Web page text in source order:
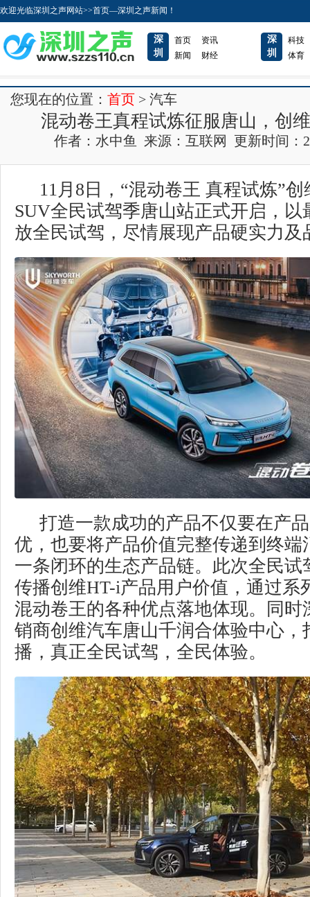
欢迎光临深圳之声网站>>首页—深圳之声新闻！
深
圳
首页
资讯
新闻
财经
深
圳
科技
体育
您现在的位置： 首页 > 汽车
混动卷王真程试炼征服唐山，创
作者：水中鱼 来源：互联网 更新时间：
11月8日，“混动卷王 真程试炼”
SUV全民试驾季唐山站正式开启，以
放全民试驾，尽情展现产品硬实力及
打造一款成功的产品不仅要在产
优，也要将产品价值完整传递到终端
一条闭环的生态产品链。此次全民试
传播创维HT-i产品用户价值，通过系
混动卷王的各种优点落地体现。同时
销商创维汽车唐山千润合体验中心，
播，真正全民试驾，全民体验。